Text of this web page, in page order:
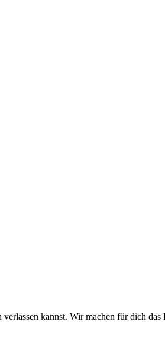
kannst. Wir machen für dich das